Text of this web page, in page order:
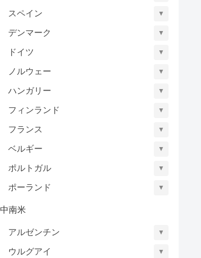
スペイン ▼
デンマーク ▼
ドイツ ▼
ノルウェー ▼
ハンガリー ▼
フィンランド ▼
フランス ▼
ベルギー ▼
ポルトガル ▼
ポーランド ▼
中南米
アルゼンチン ▼
ウルグアイ ▼